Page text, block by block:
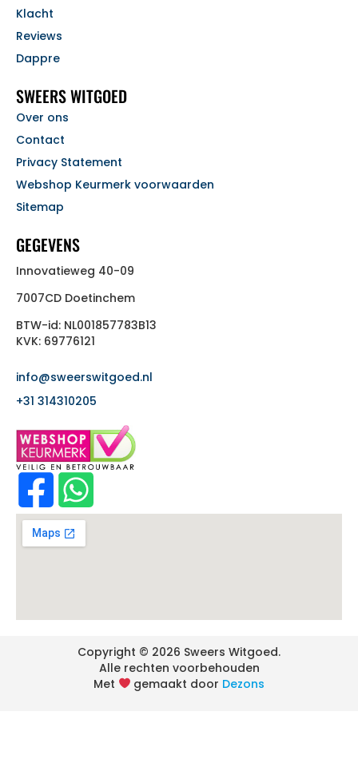
Klacht
Reviews
Dappre
SWEERS WITGOED
Over ons
Contact
Privacy Statement
Webshop Keurmerk voorwaarden
Sitemap
GEGEVENS
Innovatieweg 40-09
7007CD Doetinchem
BTW-id: NL001857783B13
KVK: 69776121
info@sweerswitgoed.nl
+31 314310205
Met gemaakt door Dezons
Copyright © 2026 Sweers Witgoed.
Alle rechten voorbehouden